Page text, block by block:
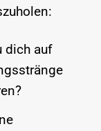
dich auf